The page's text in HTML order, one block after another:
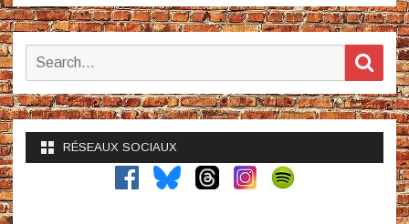
Search
RÉSEAUX SOCIAUX